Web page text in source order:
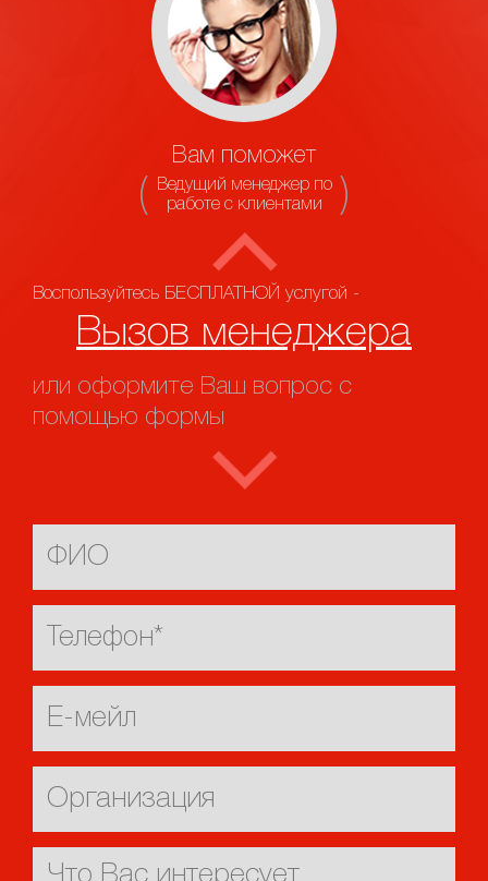
Вам поможет
Ведущий менеджер по
работе с клиентами
Воспользуйтесь БЕСПЛАТНОЙ услугой -
Вызов менеджера
или оформите Ваш вопрос с
помощью формы